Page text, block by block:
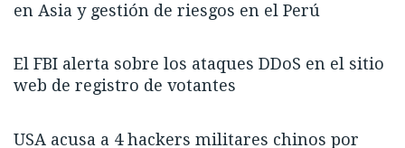
en Asia y gestión de riesgos en el Perú
El FBI alerta sobre los ataques DDoS en el sitio
web de registro de votantes
USA acusa a 4 hackers militares chinos por